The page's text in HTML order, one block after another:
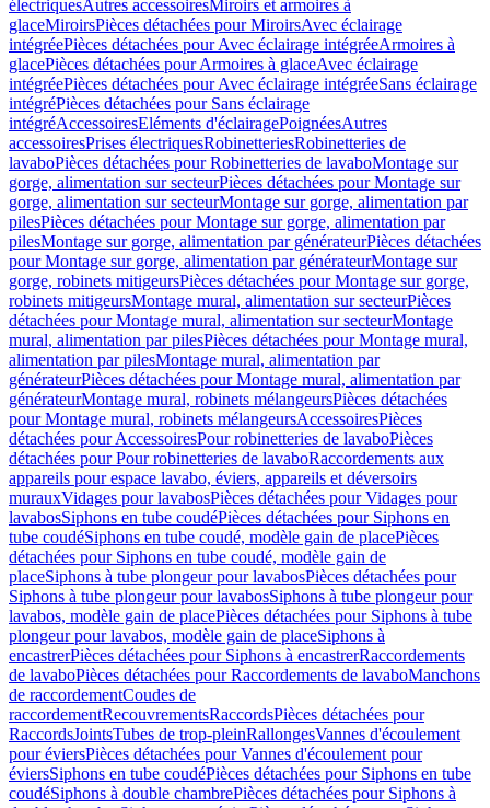
électriquesAutres accessoiresMiroirs et armoires à
glaceMiroirsPièces détachées pour MiroirsAvec éclairage
intégréePièces détachées pour Avec éclairage intégréeArmoires à
glacePièces détachées pour Armoires à glaceAvec éclairage
intégréePièces détachées pour Avec éclairage intégréeSans éclairage
intégréPièces détachées pour Sans éclairage
intégréAccessoiresEléments d'éclairagePoignéesAutres
accessoiresPrises électriquesRobinetteriesRobinetteries de
lavaboPièces détachées pour Robinetteries de lavaboMontage sur
gorge, alimentation sur secteurPièces détachées pour Montage sur
gorge, alimentation sur secteurMontage sur gorge, alimentation par
pilesPièces détachées pour Montage sur gorge, alimentation par
pilesMontage sur gorge, alimentation par générateurPièces détachées
pour Montage sur gorge, alimentation par générateurMontage sur
gorge, robinets mitigeursPièces détachées pour Montage sur gorge,
robinets mitigeursMontage mural, alimentation sur secteurPièces
détachées pour Montage mural, alimentation sur secteurMontage
mural, alimentation par pilesPièces détachées pour Montage mural,
alimentation par pilesMontage mural, alimentation par
générateurPièces détachées pour Montage mural, alimentation par
générateurMontage mural, robinets mélangeursPièces détachées
pour Montage mural, robinets mélangeursAccessoiresPièces
détachées pour AccessoiresPour robinetteries de lavaboPièces
détachées pour Pour robinetteries de lavaboRaccordements aux
appareils pour espace lavabo, éviers, appareils et déversoirs
murauxVidages pour lavabosPièces détachées pour Vidages pour
lavabosSiphons en tube coudéPièces détachées pour Siphons en
tube coudéSiphons en tube coudé, modèle gain de placePièces
détachées pour Siphons en tube coudé, modèle gain de
placeSiphons à tube plongeur pour lavabosPièces détachées pour
Siphons à tube plongeur pour lavabosSiphons à tube plongeur pour
lavabos, modèle gain de placePièces détachées pour Siphons à tube
plongeur pour lavabos, modèle gain de placeSiphons à
encastrerPièces détachées pour Siphons à encastrerRaccordements
de lavaboPièces détachées pour Raccordements de lavaboManchons
de raccordementCoudes de
raccordementRecouvrementsRaccordsPièces détachées pour
RaccordsJointsTubes de trop-pleinRallongesVannes d'écoulement
pour éviersPièces détachées pour Vannes d'écoulement pour
éviersSiphons en tube coudéPièces détachées pour Siphons en tube
coudéSiphons à double chambrePièces détachées pour Siphons à